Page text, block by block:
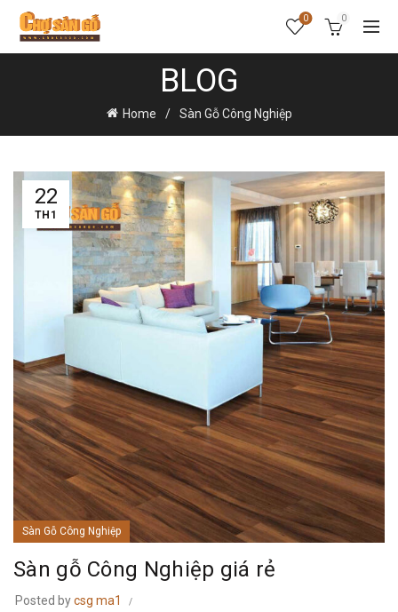
0 0
BLOG
Home Sàn Gỗ Công Nghiệp
22
TH1
Sàn Gỗ Công Nghiệp
Sàn gỗ Công Nghiệp giá rẻ
Posted bycsg ma1